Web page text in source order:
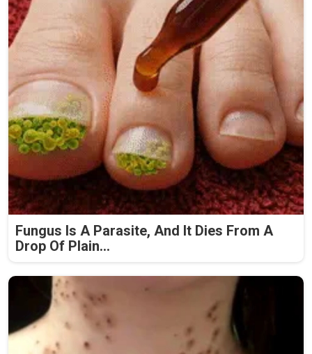
Fungus Is A Parasite, And It Dies From A
Drop Of Plain...